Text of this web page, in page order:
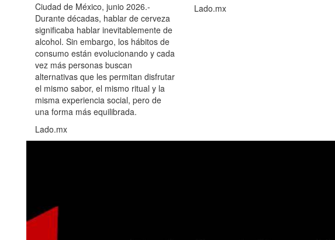
Ciudad de México, junio 2026.-
Durante décadas, hablar de cerveza
significaba hablar inevitablemente de
alcohol. Sin embargo, los hábitos de
consumo están evolucionando y cada
vez más personas buscan
alternativas que les permitan disfrutar
el mismo sabor, el mismo ritual y la
misma experiencia social, pero de
una forma más equilibrada.
Lado.mx
Lado.mx